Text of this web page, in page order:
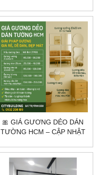
CÔNG CHUYÊN NGHIỆP
🎀 GIÁ GƯƠNG DẺO DÁN
TƯỜNG HCM – CẬP NHẬT
CITYBUILDING